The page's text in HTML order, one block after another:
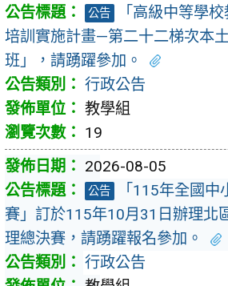
公告
「高級中等學
培訓實施計畫—第二十二梯次本
班」，請踴躍參加。
行政公告
教學組
19
2026-08-05
公告
「115年全國
賽」訂於115年10月31日辦理北
理總決賽，請踴躍報名參加。
行政公告